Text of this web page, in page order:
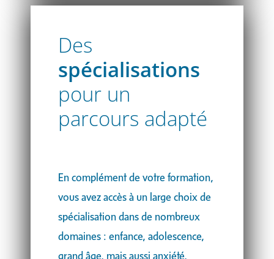
Des
spécialisations
pour un
parcours adapté
En complément de votre formation,
vous avez accès à un large choix de
spécialisation dans de nombreux
domaines : enfance, adolescence,
grand âge, mais aussi anxiété,